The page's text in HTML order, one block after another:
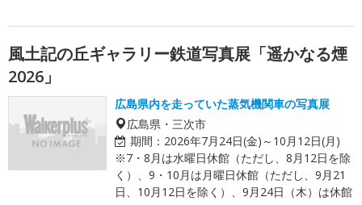
風土記の丘ギャラリー鉄道写真展「遥かなる煙
2026」
広島県内を走っていた蒸気機関車の写真展
広島県・三次市
期間： 2026年7月24日(金)～10月12日(月)
※7・8月は水曜日休館（ただし、8月12日を除
く）、9・10月は月曜日休館（ただし、9月21
日、10月12日を除く）、9月24日（木）は休館